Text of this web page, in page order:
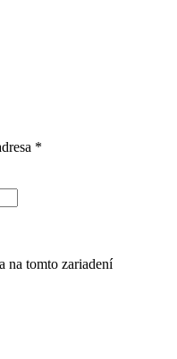
*
na tomto zariadení